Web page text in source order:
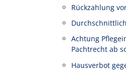
Rückzahlung
Achtung
Pachtrecht ab
Hausverbot